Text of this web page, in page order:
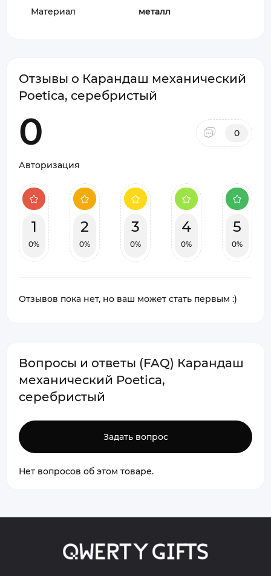
Материал металл
Отзывы о Карандаш механический
Poetica, серебристый
0 0
Авторизация
1
0%
2
0%
3
0%
4
0%
5
0%
Отзывов пока нет, но ваш может стать первым :)
Вопросы и ответы (FAQ) Карандаш
механический Poetica,
серебристый
Задать вопрос
Нет вопросов об этом товаре.